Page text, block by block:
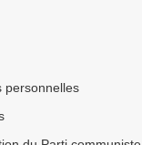
personnelles